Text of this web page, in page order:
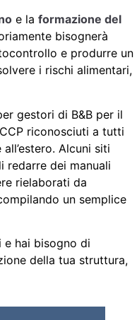
e la formazione del
bisognerà
e produrre un
i rischi alimentari,
gestori di B&B per il
riconosciuti a tutti
Alcuni siti
dei manuali
rielaborati da
un semplice
hai bisogno di
della tua struttura,